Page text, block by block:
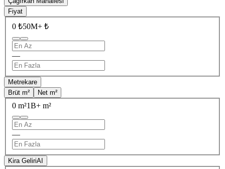
Fiyat
0 ₺50M+ ₺
—
Metrekare
Brüt m²
Net m²
0 m²1B+ m²
—
Kira GeliriAI